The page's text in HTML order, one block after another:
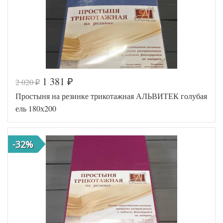
Код товара
516-421
Артикул
AL200092
Ткань
Размер
простыни
180х200
(на
резинке)
Производитель
АльВиТек
(Россия)
2 020₽ 1 381 ₽
Простыня на резинке трикотажная АЛЬВИТЕК голубая
ель 180х200
-32%